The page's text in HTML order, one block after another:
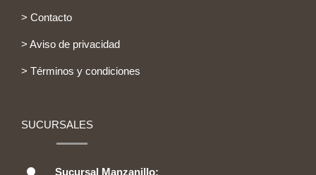
> Contacto
> Aviso de privacidad
> Términos y condiciones
SUCURSALES
Sucursal Manzanillo: